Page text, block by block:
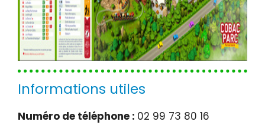
Informations utiles
Numéro de téléphone : 02 99 73 80 16